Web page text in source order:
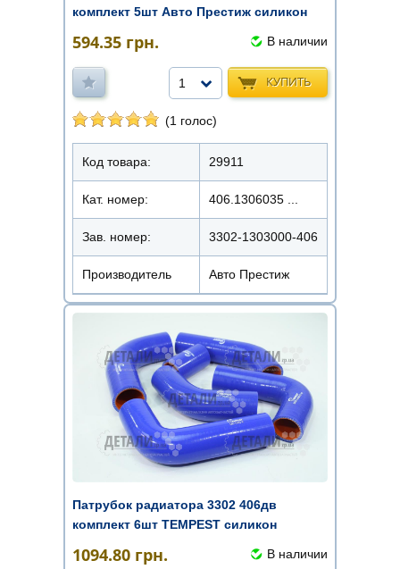
комплект 5шт Авто Престиж силикон
594.35 грн. В наличии
КУПИТЬ
1
(1 голос)
Код товара: 29911
Кат. номер: 406.1306035 ...
Зав. номер: 3302-1303000-406
Производитель Авто Престиж
Патрубок радиатора 3302 406дв
комплект 6шт TEMPEST силикон
1094.80 грн. В наличии